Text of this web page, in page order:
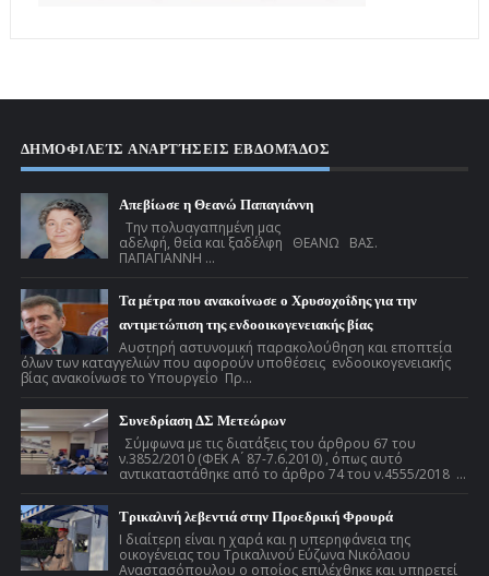
ΔΗΜΟΦΙΛΕΊΣ ΑΝΑΡΤΉΣΕΙΣ ΕΒΔΟΜΆΔΟΣ
Απεβίωσε η Θεανώ Παπαγιάννη
Την πολυαγαπημένη μας
αδελφή, θεία και ξαδέλφη ΘΕΑΝΩ ΒΑΣ.
ΠΑΠΑΓΙΑΝΝΗ ...
Τα μέτρα που ανακοίνωσε ο Χρυσοχοΐδης για την
αντιμετώπιση της ενδοοικογενειακής βίας
Αυστηρή αστυνομική παρακολούθηση και εποπτεία
όλων των καταγγελιών που αφορούν υποθέσεις ενδοοικογενειακής
βίας ανακοίνωσε το Υπουργείο Πρ...
Συνεδρίαση ΔΣ Μετεώρων
Σύμφωνα με τις διατάξεις του άρθρου 67 του
ν.3852/2010 (ΦΕΚ Α ́ 87-7.6.2010) , όπως αυτό
αντικαταστάθηκε από το άρθρο 74 του ν.4555/2018 ...
Τρικαλινή λεβεντιά στην Προεδρική Φρουρά
Ι διαίτερη είναι η χαρά και η υπερηφάνεια της
οικογένειας του Τρικαλινού Εύζωνα Νικόλαου
Αναστασόπουλου ο οποίος επιλέχθηκε και υπηρετεί